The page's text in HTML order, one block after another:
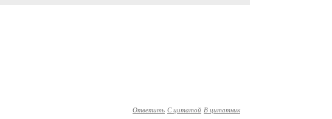
Ответить С цитатой В цитатник